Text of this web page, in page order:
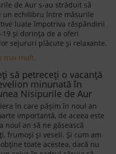
de Aur s-au străduit să
un echilibru între măsurile
luate împotriva răspândirii
19 și dorința de a oferi
sejururi plăcute și relaxante.
mai mult.
să petreceți o vacanță
minunată în
Nisipurile de Aur
în care pășim în noul an
importantă, de aceea este
noul an să ne găsească
frumoși și veseli. Și cum am
toate acestea, dacă nu